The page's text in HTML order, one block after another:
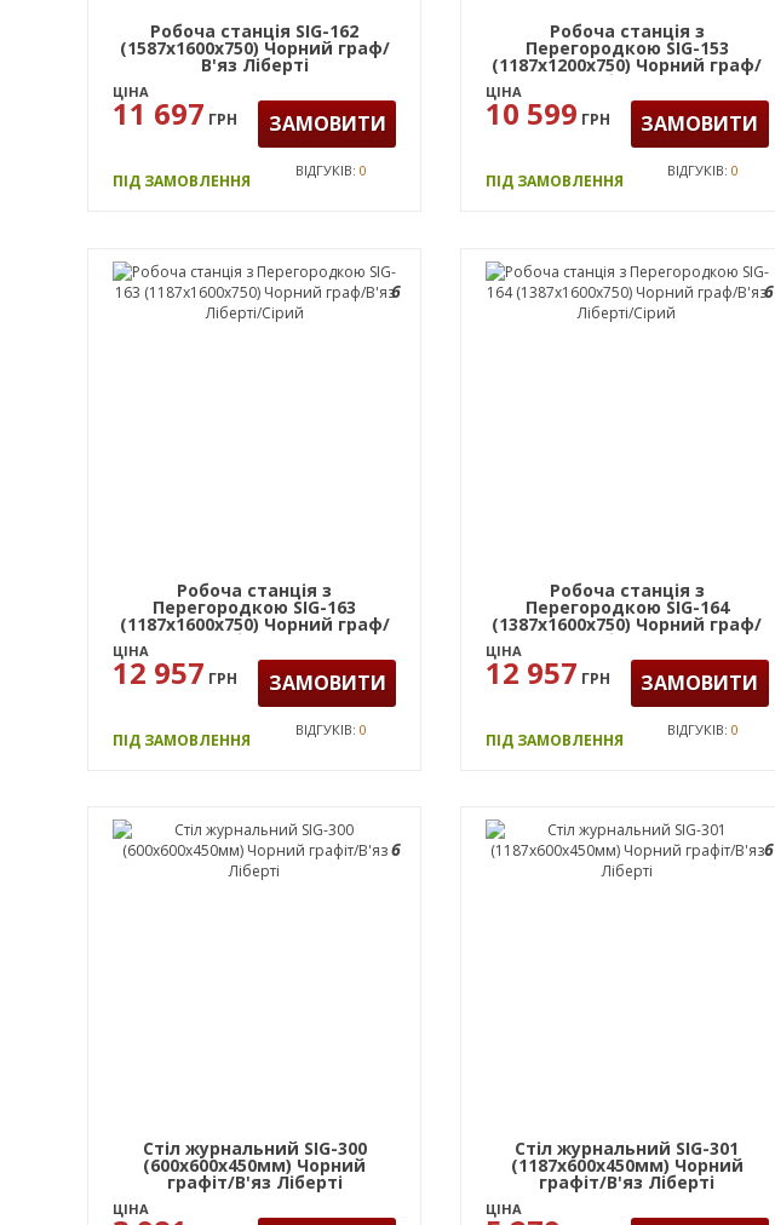
Робоча станція SIG-162
(1587х1600х750) Чорний граф/
В'яз Ліберті
ЦІНА
11 697 ГРН ЗАМОВИТИ
ПІД ЗАМОВЛЕННЯ
ВІДГУКІВ: 0
Робоча станція з
Перегородкою SIG-153
(1187х1200х750) Чорний граф/
В'яз Ліберті/Сірий
ЦІНА
10 599 ГРН ЗАМОВИТИ
ПІД ЗАМОВЛЕННЯ
ВІДГУКІВ:0
6
Робоча станція з
Перегородкою SIG-163
(1187х1600х750) Чорний граф/
В'яз Ліберті/Сірий
ЦІНА
12 957 ГРН ЗАМОВИТИ
ПІД ЗАМОВЛЕННЯ
ВІДГУКІВ: 0
6
Робоча станція з
Перегородкою SIG-164
(1387х1600х750) Чорний граф/
В'яз Ліберті/Сірий
ЦІНА
12 957 ГРН ЗАМОВИТИ
ПІД ЗАМОВЛЕННЯ
ВІДГУКІВ:0
6
Стіл журнальний SIG-300
(600х600х450мм) Чорний
графіт/В'яз Ліберті
ЦІНА
6
Стіл журнальний SIG-301
(1187х600х450мм) Чорний
графіт/В'яз Ліберті
ЦІНА